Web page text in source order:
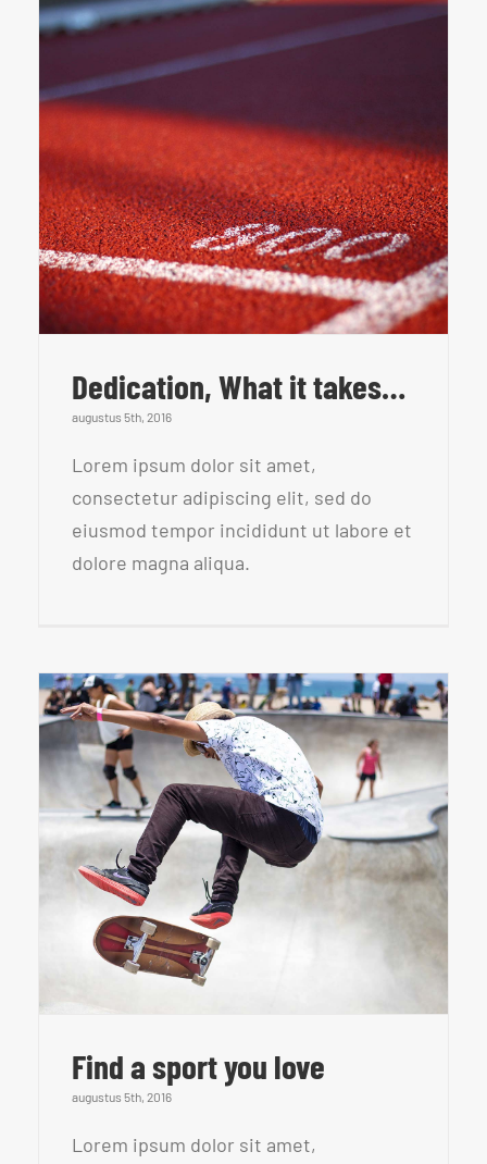
Dedication, What it takes…
augustus 5th, 2016
Lorem ipsum dolor sit amet,
consectetur adipiscing elit, sed do
eiusmod tempor incididunt ut labore et
dolore magna aliqua.
Find a sport you love
augustus 5th, 2016
Lorem ipsum dolor sit amet,